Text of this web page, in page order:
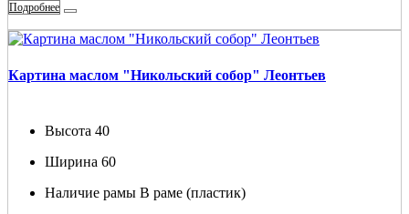
Подробнее
Картина маслом "Никольский собор" Леонтьев
Высота 40
Ширина 60
Наличие рамы В раме (пластик)